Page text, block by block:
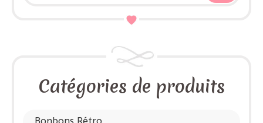
Catégories de produits